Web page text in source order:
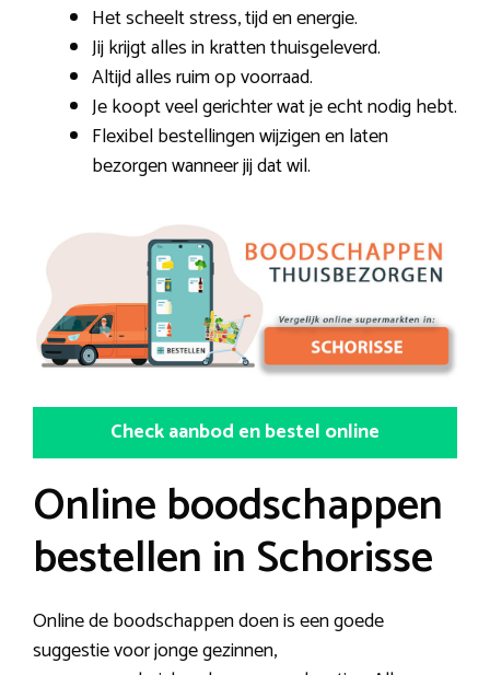
Het scheelt stress, tijd en energie.
Jij krijgt alles in kratten thuisgeleverd.
Altijd alles ruim op voorraad.
Je koopt veel gerichter wat je echt nodig hebt.
Flexibel bestellingen wijzigen en laten
bezorgen wanneer jij dat wil.
Check aanbod en bestel online
Online boodschappen
bestellen in Schorisse
Online de boodschappen doen is een goede
suggestie voor jonge gezinnen,